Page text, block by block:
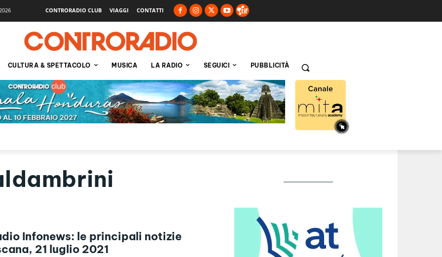
CONTRORADIO CLUB VIAGGI CONTATTI
CULTURA & SPETTACOLO MUSICA LA RADIO SEGUICI PUBBLICITÀ
Infonews: le principali notizie
21 luglio 2021